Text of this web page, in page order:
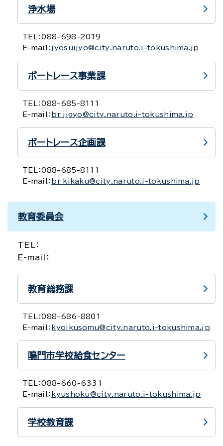
浄水場
TEL：088-698-2019
E-mail： jyosuijyo@city.naruto.i-tokushima.jp
ボートレース事業課
TEL：088-685-8111
E-mail： br_jigyo@city.naruto.i-tokushima.jp
ボートレース企画課
TEL：088-685-8111
E-mail： br_kikaku@city.naruto.i-tokushima.jp
教育委員会
TEL：
E-mail：
教育総務課
TEL：088-686-8801
E-mail： kyoikusomu@city.naruto.i-tokushima.jp
鳴門市学校給食センター
TEL：088-660-6331
E-mail： kyushoku@city.naruto.i-tokushima.jp
学校教育課